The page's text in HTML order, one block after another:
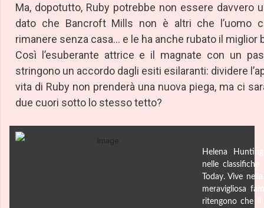
Ma, dopotutto, Ruby potrebbe non essere davvero
dato che Bancroft Mills non è altri che l’uomo
rimanere senza casa... e le ha anche rubato il miglior
Così l’esuberante attrice e il magnate con un
stringono un accordo dagli esiti esilaranti: dividere
vita di Ruby non prenderà una nuova piega, ma ci
due cuori sotto lo stesso tetto?
Helena
nelle
Today. Vive
meravigliosa
ritengono che